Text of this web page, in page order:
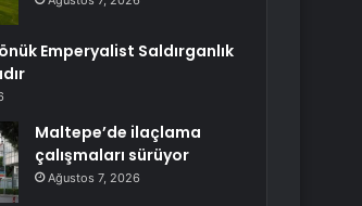
Emperyalist Saldırganlık
Maltepe’de ilaçlama
çalışmaları sürüyor
Ağustos 7, 2026